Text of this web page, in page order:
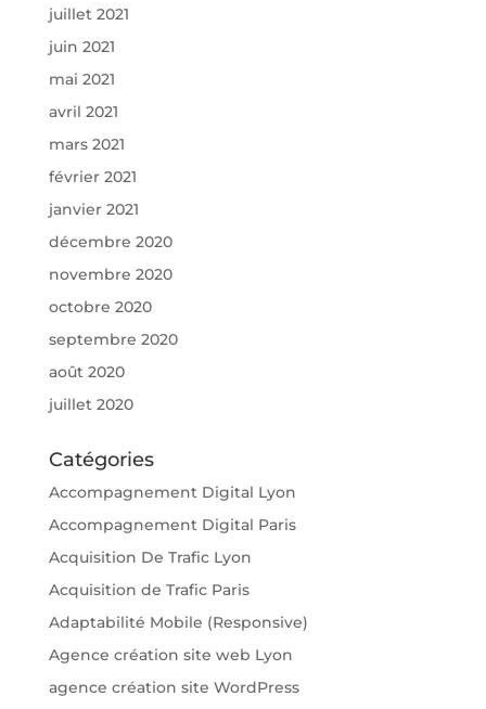
juillet 2021
juin 2021
mai 2021
avril 2021
mars 2021
février 2021
janvier 2021
décembre 2020
novembre 2020
octobre 2020
septembre 2020
août 2020
juillet 2020
Catégories
Accompagnement Digital Lyon
Accompagnement Digital Paris
Acquisition De Trafic Lyon
Acquisition de Trafic Paris
Adaptabilité Mobile (Responsive)
Agence création site web Lyon
agence création site WordPress